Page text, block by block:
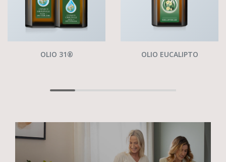
OLIO 31® OLIO EUCALIPTO